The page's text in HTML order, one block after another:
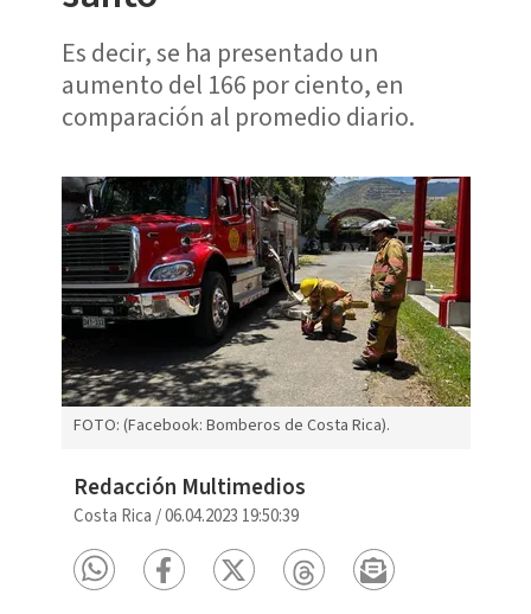
Es decir, se ha presentado un
aumento del 166 por ciento, en
comparación al promedio diario.
FOTO: (Facebook: Bomberos de Costa Rica).
Redacción Multimedios
Costa Rica /06.04.2023 19:50:39